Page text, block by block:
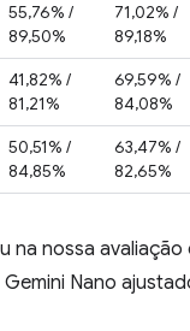
55,76% /
89,50%
71,02% /
89,18%
41,82% /
81,21%
69,59% /
84,08%
50,51% /
84,85%
63,47% /
82,65%
na nossa avaliação
Nano